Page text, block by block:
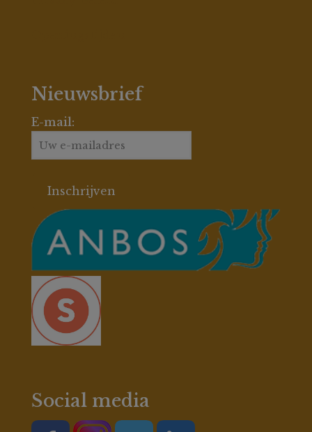
Nieuwsbrief
E-mail:
Social media